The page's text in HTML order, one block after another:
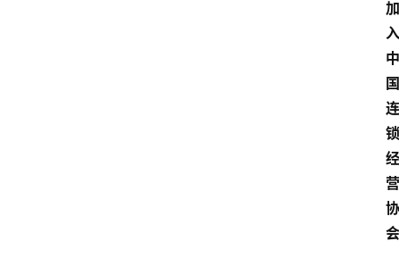
加
入
中
国
连
锁
经
营
协
会